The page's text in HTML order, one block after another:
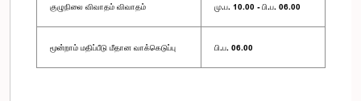
குழுநிலை விவாதம் விவாதம் மு.ப. 10.00 - பி.ப. 06.00
மூன்றாம் மதிப்பீடு மீதான வாக்கெடுப்பு பி.ப. 06.00